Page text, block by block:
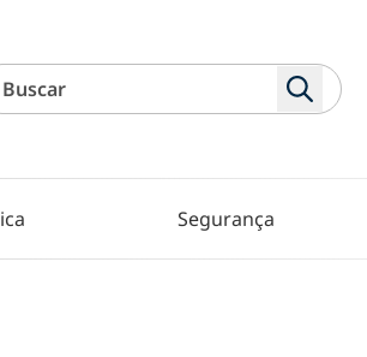
Segurança